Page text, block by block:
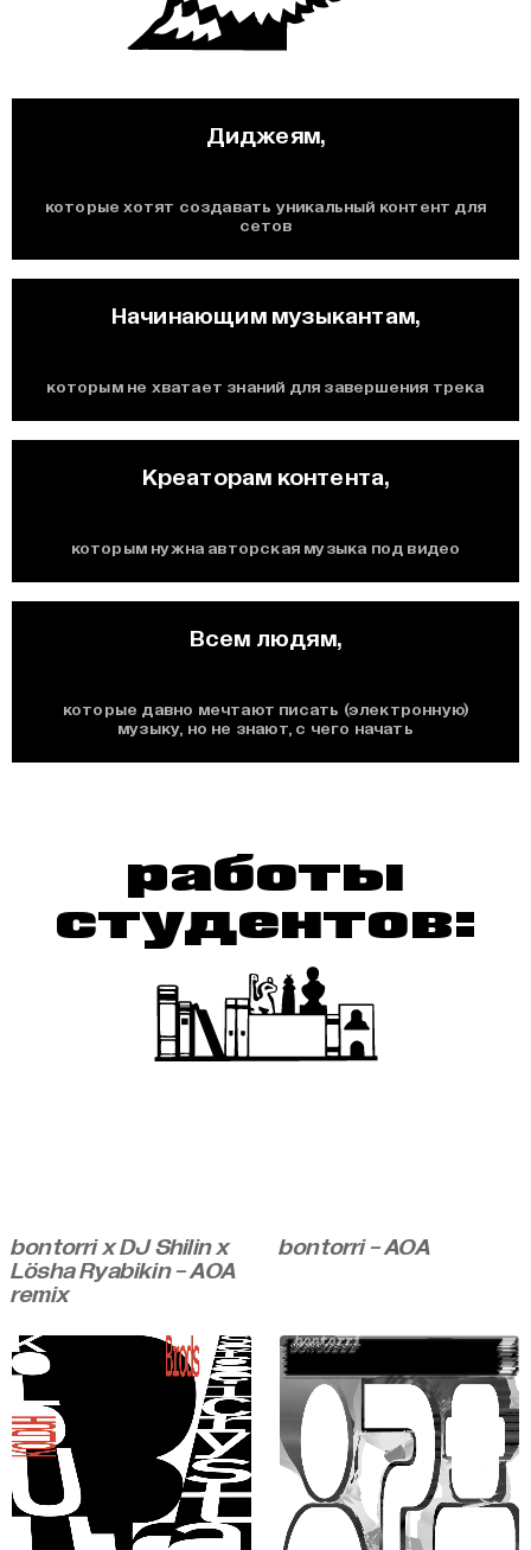
Диджеям,
которые хотят создавать уникальный контент для
сетов
Начинающим музыкантам,
которым не хватает знаний для завершения трека
Креаторам контента,
которым нужна авторская музыка под видео
Всем людям,
которые давно мечтают писать (электронную)
музыку, но не знают, с чего начать
работы
студентов:
bontorri x DJ Shilin x
Lösha Ryabikin - АОА
remix
bontorri - АОА